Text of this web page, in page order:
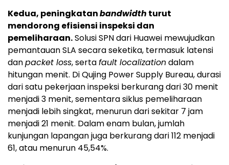
Kedua, peningkatanbandwidth turut
mendorong efisiensi inspeksi dan
pemeliharaan.Solusi SPN dari Huawei mewujudkan
pemantauan SLA secara seketika, termasuk latensi
danpacket loss, sertafault localizationdalam
hitungan menit. Di Qujing Power Supply Bureau, durasi
dari satu pekerjaan inspeksi berkurang dari 30 menit
menjadi 3 menit, sementara siklus pemeliharaan
menjadi lebih singkat, menurun dari sekitar 7 jam
menjadi 21 menit. Dalam enam bulan, jumlah
kunjungan lapangan juga berkurang dari 112 menjadi
61, atau menurun 45,54%.